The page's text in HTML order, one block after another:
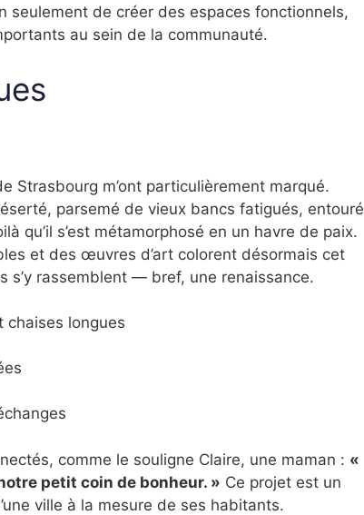
seulement de créer des espaces fonctionnels,
au sein de la communauté.
Strasbourg m’ont particulièrement marqué.
parsemé de vieux bancs fatigués, entouré
qu’il s’est métamorphosé en un havre de paix.
et des œuvres d’art colorent désormais cet
s’y rassemblent — bref, une renaissance.
chaises longues
comme le souligne Claire, une maman : «
petit coin de bonheur. » Ce projet est un
ville à la mesure de ses habitants.